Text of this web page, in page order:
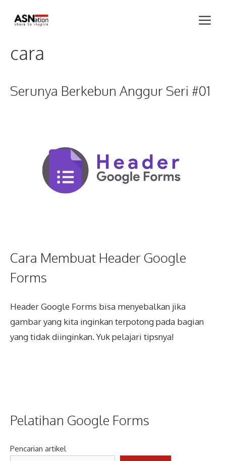
cara
Serunya Berkebun Anggur Seri #01
Cara Membuat Header Google
Forms
Header Google Forms bisa menyebalkan jika
gambar yang kita inginkan terpotong pada bagian
yang tidak diinginkan. Yuk pelajari tipsnya!
Pelatihan Google Forms
Pencarian artikel